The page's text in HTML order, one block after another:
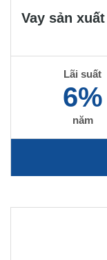
Vay sản
Lãi suất
6%
năm